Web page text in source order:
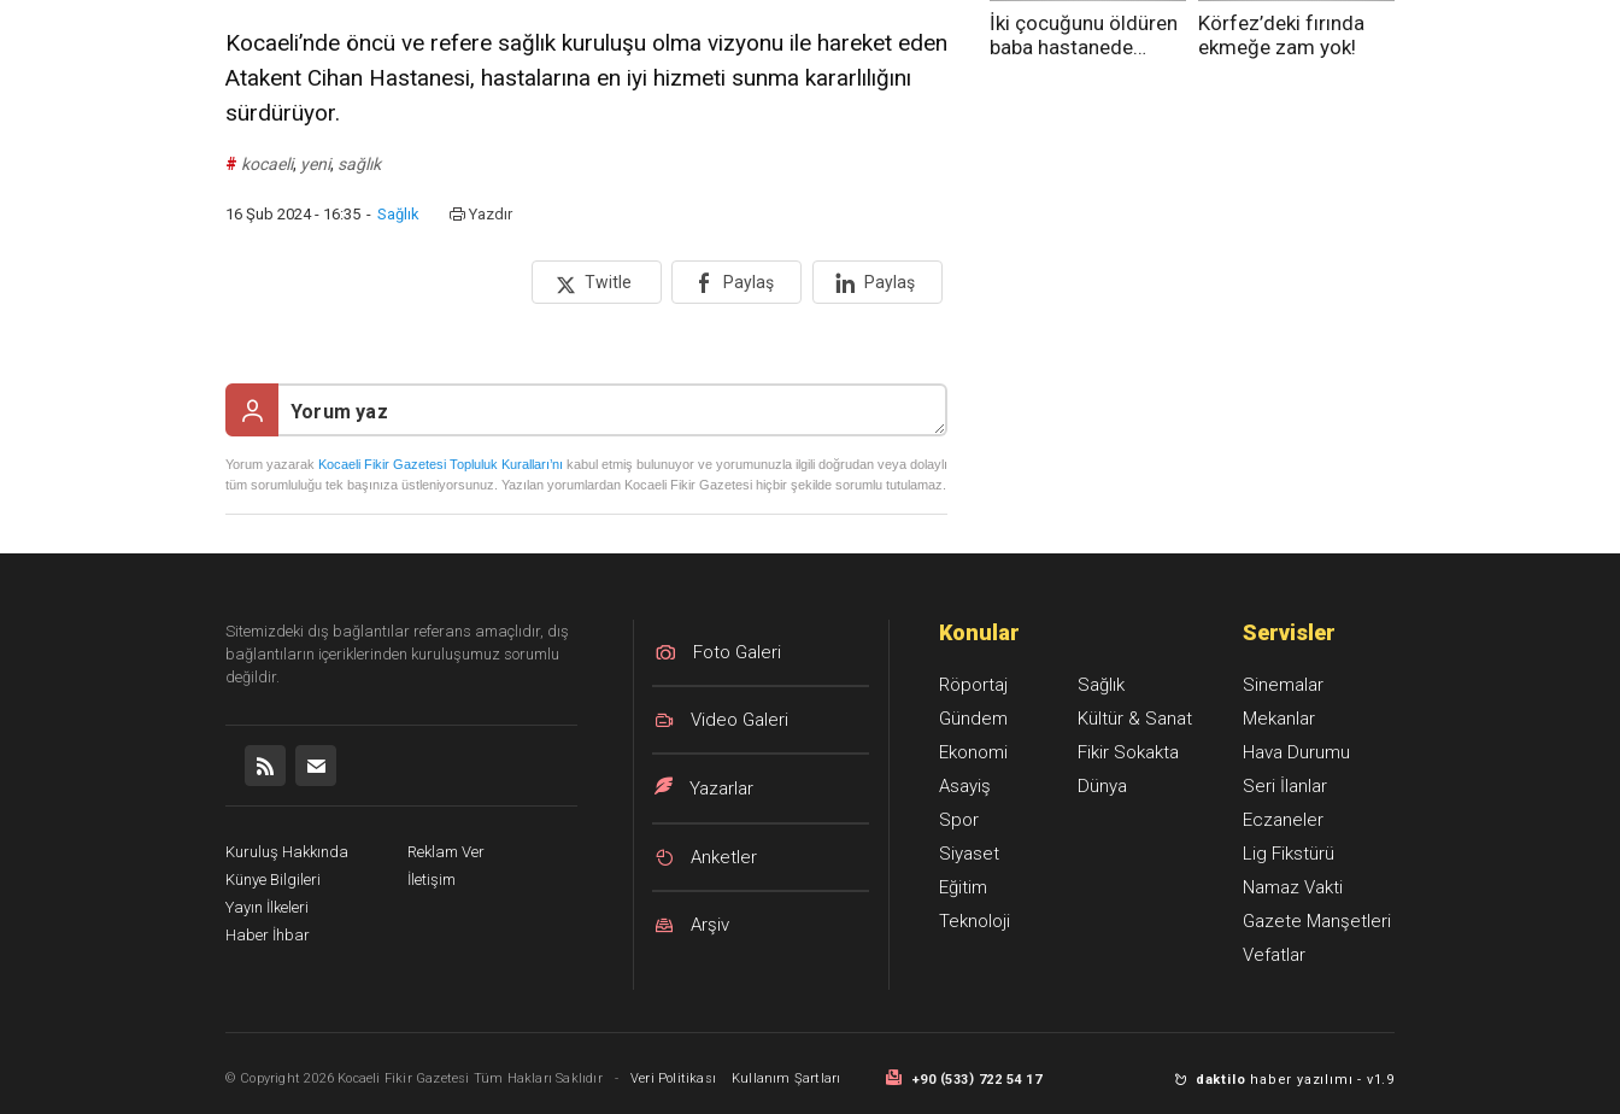
Kocaeli’nde öncü ve refere sağlık kuruluşu olma vizyonu ile hareket eden
Atakent Cihan Hastanesi, hastalarına en iyi hizmeti sunma kararlılığını
sürdürüyor.
# kocaeli, yeni, sağlık
16 Şub 2024 - 16:35 - Sağlık Yazdır
Twitle Paylaş Paylaş
Yorum yazarak Kocaeli Fikir Gazetesi Topluluk Kuralları’nı kabul etmiş bulunuyor ve yorumunuzla ilgili doğrudan veya dolaylı
tüm sorumluluğu tek başınıza üstleniyorsunuz. Yazılan yorumlardan Kocaeli Fikir Gazetesi hiçbir şekilde sorumlu tutulamaz.
İki çocuğunu öldüren
baba hastanede
Körfez’deki fırında
ekmeğe zam yok!
Sitemizdeki dış bağlantılar referans amaçlıdır, dış
bağlantıların içeriklerinden kuruluşumuz sorumlu
değildir.
Kuruluş Hakkında
Künye Bilgileri
Yayın İlkeleri
Haber İhbar
Reklam Ver
İletişim
Foto Galeri
Video Galeri
Yazarlar
Anketler
Arşiv
Konular
Röportaj
Gündem
Ekonomi
Asayiş
Spor
Siyaset
Eğitim
Teknoloji
Sağlık
Kültür & Sanat
Fikir Sokakta
Dünya
Servisler
Sinemalar
Mekanlar
Hava Durumu
Seri İlanlar
Eczaneler
Lig Fikstürü
Namaz Vakti
Gazete Manşetleri
Vefatlar
© Copyright 2026 Kocaeli Fikir Gazetesi Tüm Hakları Saklıdır - Veri Politikası Kullanım Şartları +90 (533) 722 54 17 daktilo haber yazılımı - v1.9